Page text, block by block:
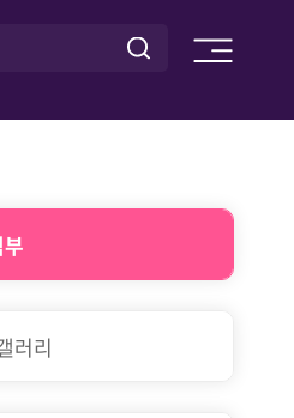
러리